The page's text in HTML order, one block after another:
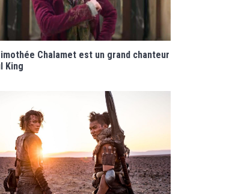
Chalamet est un grand chanteur
King